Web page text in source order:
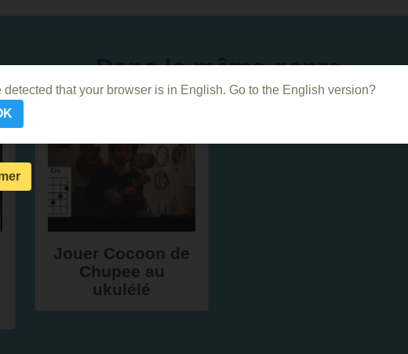
Dans le même genre
Jouer Cocoon de
Chupee au
ukulélé
detected that your browser is in English. Go to the English version?